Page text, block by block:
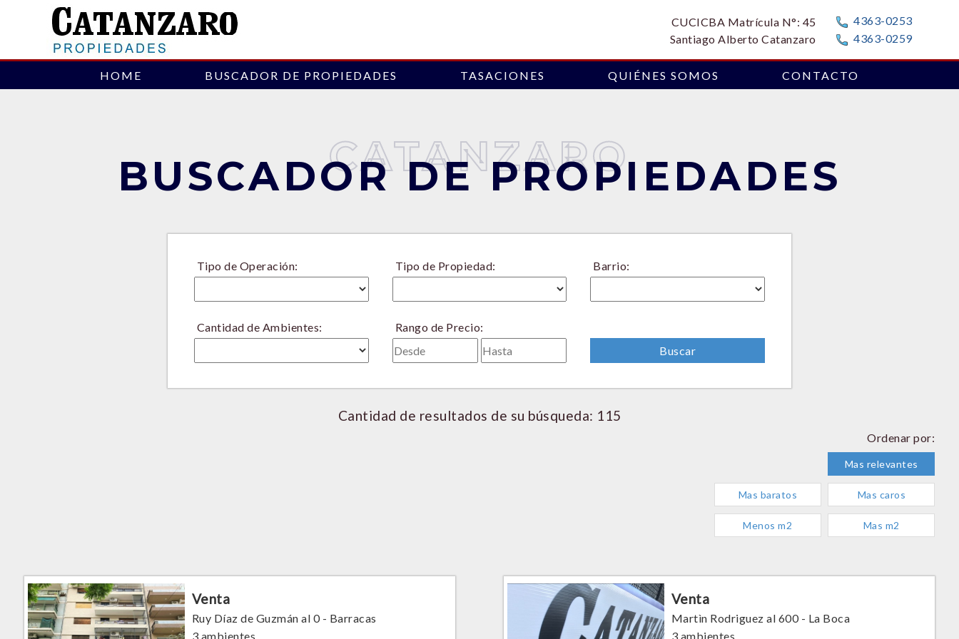
CUCICBA Matrícula N°: 45
Santiago Alberto Catanzaro
4363-0253
4363-0259
HOME BUSCADOR DE PROPIEDADES TASACIONES QUIÉNES SOMOS CONTACTO
CATANZARO
BUSCADOR DE PROPIEDADES
Tipo de Operación: Tipo de Propiedad: Barrio:
Cantidad de Ambientes: Rango de Precio:
Cantidad de resultados de su búsqueda: 115
Ordenar por:
Mas relevantes
Mas baratos Mas caros
Menos m2 Mas m2
Venta
Ruy Díaz de Guzmán al 0 - Barracas
3 ambientes
Venta
Martìn Rodriguez al 600 - La Boca
3 ambientes